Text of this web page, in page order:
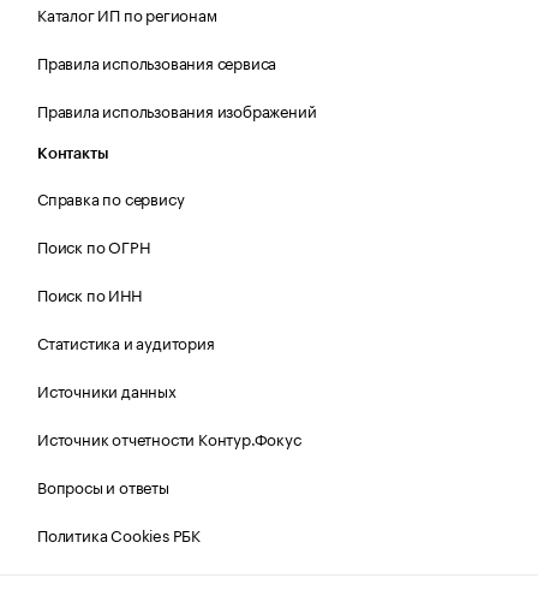
Каталог ИП по регионам
Правила использования сервиса
Правила использования изображений
Контакты
Справка по сервису
Поиск по ОГРН
Поиск по ИНН
Статистика и аудитория
Источники данных
Источник отчетности Контур.Фокус
Вопросы и ответы
Политика Cookies РБК